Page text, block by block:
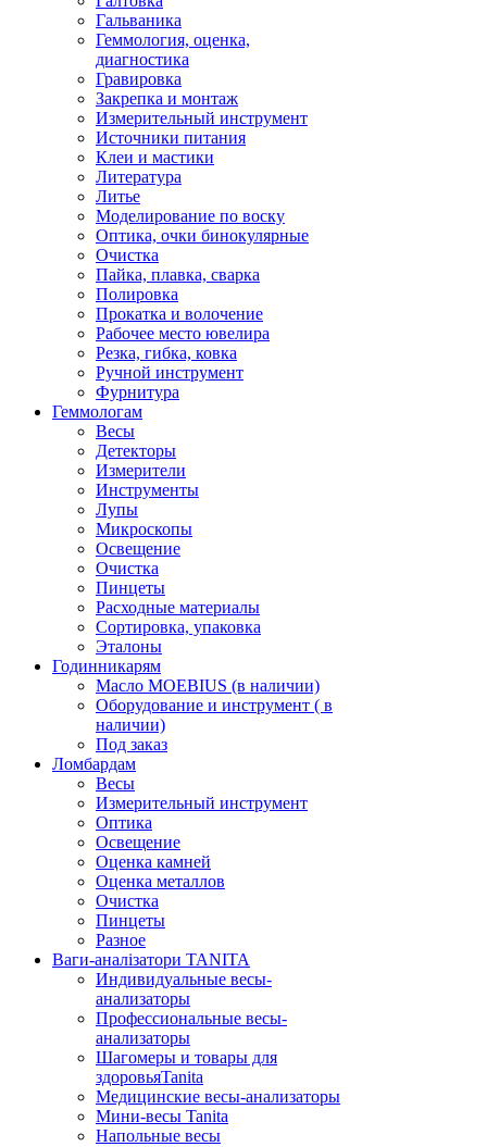
Гальваника
Геммология, оценка,
диагностика
Гравировка
Закрепка и монтаж
Измерительный инструмент
Источники питания
Клеи и мастики
Литература
Литье
Моделирование по воску
Оптика, очки бинокулярные
Очистка
Пайка, плавка, сварка
Полировка
Прокатка и волочение
Рабочее место ювелира
Резка, гибка, ковка
Ручной инструмент
Фурнитура
Геммологам
Весы
Детекторы
Измерители
Инструменты
Лупы
Микроскопы
Освещение
Очистка
Пинцеты
Расходные материалы
Сортировка, упаковка
Эталоны
Годинникарям
Масло MOEBIUS (в наличии)
Оборудование и инструмент ( в
наличии)
Под заказ
Ломбардам
Весы
Измерительный инструмент
Оптика
Освещение
Оценка камней
Оценка металлов
Очистка
Пинцеты
Разное
Ваги-аналізатори TANITA
Индивидуальные весы-
анализаторы
Профессиональные весы-
анализаторы
Шагомеры и товары для
здоровьяTanita
Медицинские весы-анализаторы
Мини-весы Tanita
Напольные весы